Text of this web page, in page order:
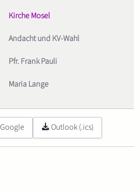
Kirche Mosel
Andacht und KV-Wahl
Pfr. Frank Pauli
Maria Lange
Google Outlook (.ics)